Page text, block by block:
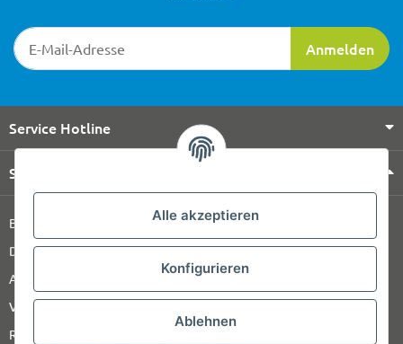
Alle akzeptieren
Konfigurieren
Ablehnen
Newsletter-Registrierung
Anmelden
Service Hotline
Shop Service
Barrierefreiheitserklärung
Datenschutz
AGB
Versandinformationen
Retour